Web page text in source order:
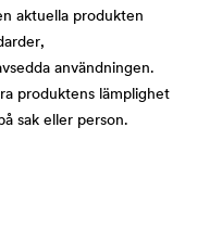
aktuella produkten
användningen.
produktens lämplighet
sak eller person.